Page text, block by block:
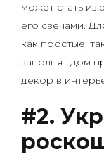
может стать
его свечами.
как простые,
заполнят дом
декор в
#2.